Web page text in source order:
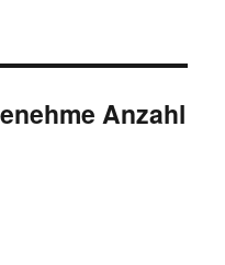
Anzahl